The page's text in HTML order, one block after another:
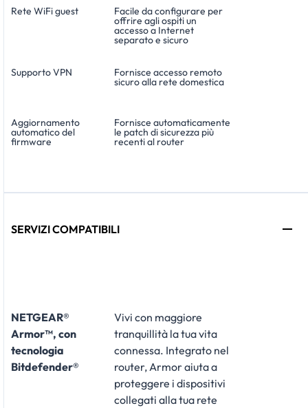
Rete WiFi guest Facile da configurare per
offrire agli ospiti un
accesso a Internet
separato e sicuro
Supporto VPN Fornisce accesso remoto
sicuro alla rete domestica
Aggiornamento
automatico del
firmware
Fornisce automaticamente
le patch di sicurezza più
recenti al router
SERVIZI COMPATIBILI
NETGEAR®
Armor™, con
tecnologia
Bitdefender®
Vivi con maggiore
tranquillità la tua vita
connessa. Integrato nel
router, Armor aiuta a
proteggere i dispositivi
collegati alla tua rete